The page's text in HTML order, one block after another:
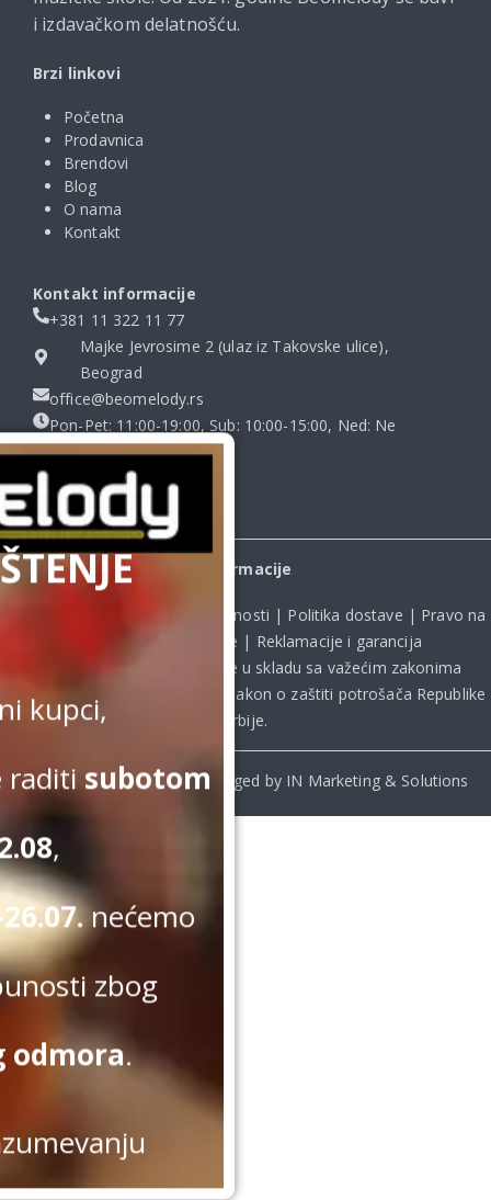
i izdavačkom delatnošću.
Brzi linkovi
Početna
Prodavnica
Brendovi
Blog
O nama
Kontakt
Kontakt informacije
+381 11 322 11 77
Majke Jevrosime 2 (ulaz iz Takovske ulice),
Beograd
office@beomelody.rs
Pon-Pet: 11:00-19:00, Sub: 10:00-15:00, Ned: Ne
radimo
Kupovina na sajtu obavlja se u skladu sa važećim zakonima
Zakon o zaštiti potrošača Republike
Srbije.
Informacije
Politika privatnosti | Politika dostave | Pravo na
odustanak od kupovine | Reklamacije i garancija
© Beomelody.rs. 2025. Desinged by IN Marketing & Solutions
kupci,
raditisubotom
,
nećemo
zbog
odmora.